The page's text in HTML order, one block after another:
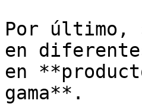
Por último,
en
en
gama**.